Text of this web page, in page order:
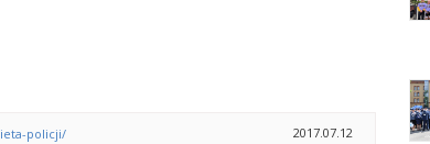
policji/ 2017.07.12